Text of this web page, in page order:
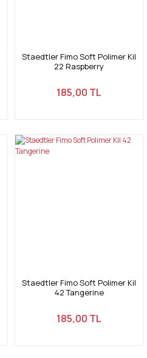
Staedtler Fimo Soft Polimer Kil
22 Raspberry
185,00 TL
Staedtler Fimo Soft Polimer Kil
42 Tangerine
185,00 TL